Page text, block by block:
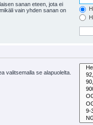
sanan eteen, jota ei
vain yhden sanan on
valitsemalla se alapuolelta.